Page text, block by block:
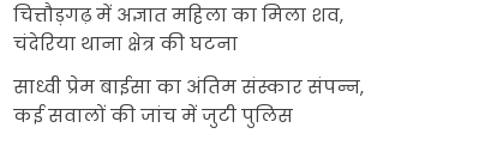
चित्तौड़गढ़ में अज्ञात महिला का मिला शव,
चंदेरिया थाना क्षेत्र की घटना
साध्वी प्रेम बाईसा का अंतिम संस्कार संपन्न,
कई सवालों की जांच में जुटी पुलिस